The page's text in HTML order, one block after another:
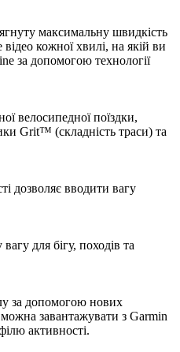
максимальну швидкість
кожної хвилі, на якій ви
за допомогою технології
велосипедної поїздки,
Grit™ (складність траси) та
дозволяє вводити вагу
для бігу, походів та
за допомогою нових
можна завантажувати з Garmin
активності.